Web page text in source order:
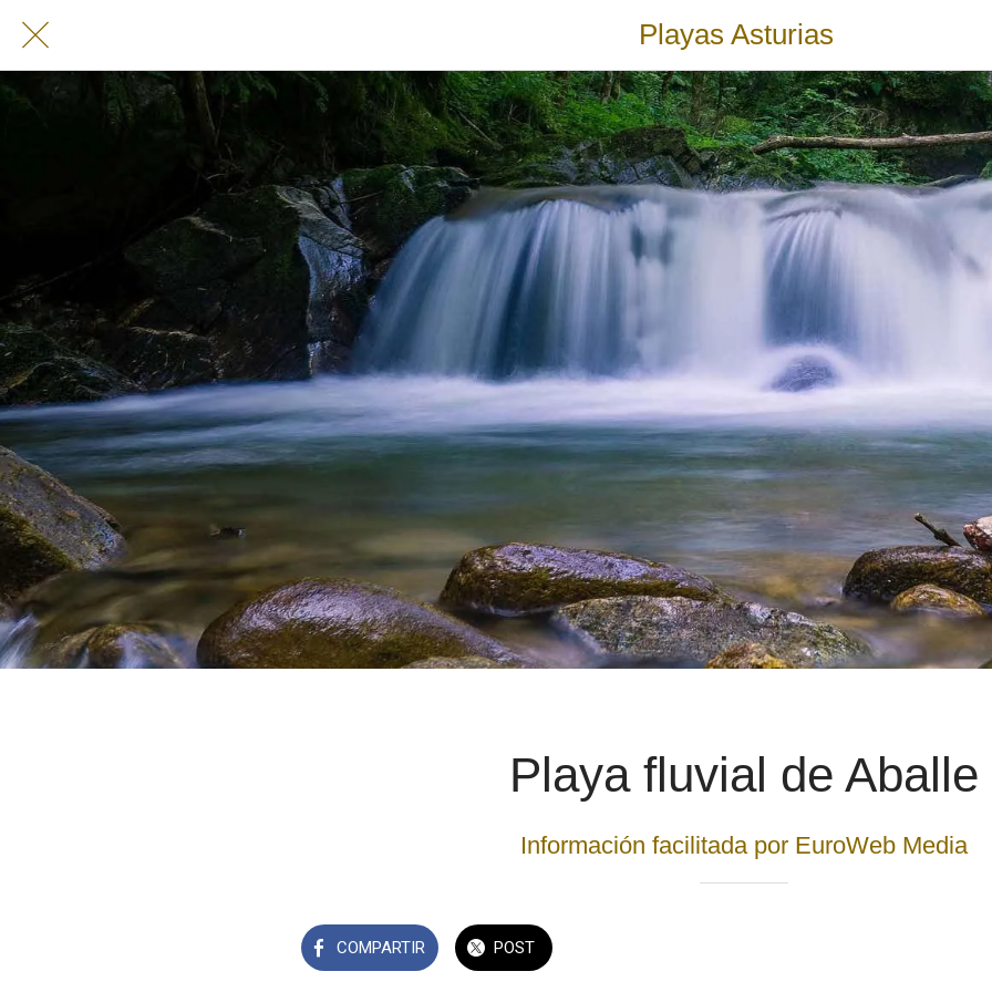
Playas Asturias
Playa fluvial de Aballe
Información facilitada por EuroWeb Media
COMPARTIR POST